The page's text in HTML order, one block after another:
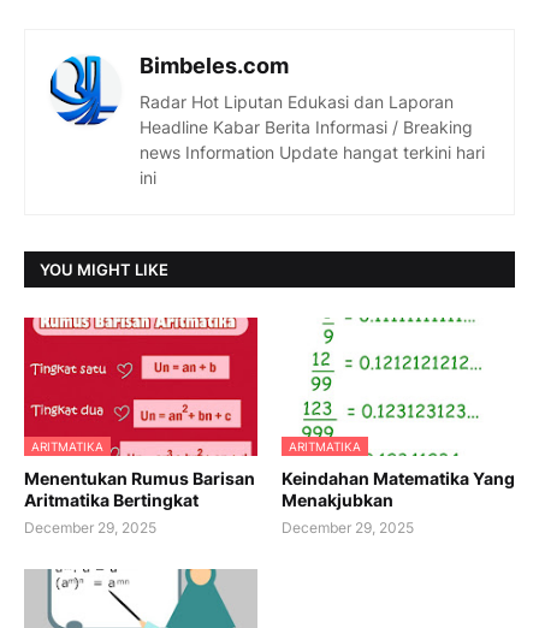
Bimbeles.com
Radar Hot Liputan Edukasi dan Laporan
Headline Kabar Berita Informasi / Breaking
news Information Update hangat terkini hari
ini
YOU MIGHT LIKE
ARITMATIKA
Menentukan Rumus Barisan
Aritmatika Bertingkat
December 29, 2025
ARITMATIKA
Keindahan Matematika Yang
Menakjubkan
December 29, 2025